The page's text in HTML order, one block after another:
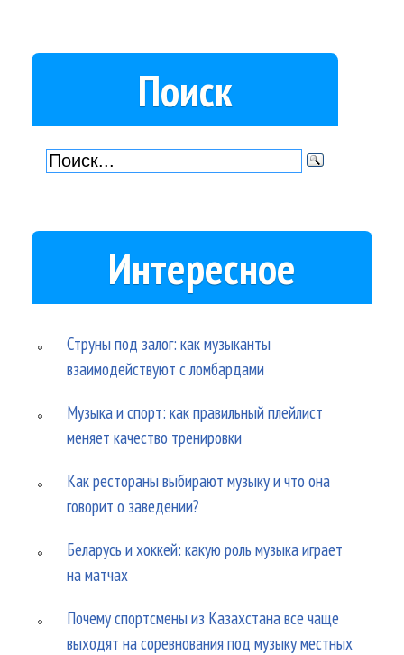
Поиск
Интересное
Струны под залог: как музыканты
взаимодействуют с ломбардами
Музыка и спорт: как правильный плейлист
меняет качество тренировки
Как рестораны выбирают музыку и что она
говорит о заведении?
Беларусь и хоккей: какую роль музыка играет
на матчах
Почему спортсмены из Казахстана все чаще
выходят на соревнования под музыку местных